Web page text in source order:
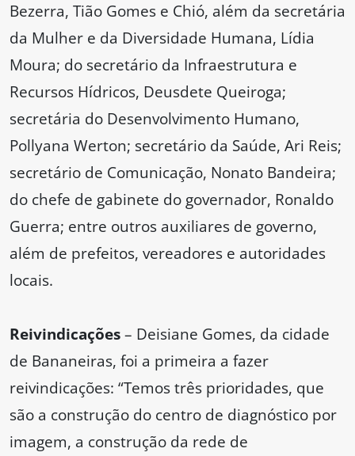
Bezerra, Tião Gomes e Chió, além da secretária
da Mulher e da Diversidade Humana, Lídia
Moura; do secretário da Infraestrutura e
Recursos Hídricos, Deusdete Queiroga;
secretária do Desenvolvimento Humano,
Pollyana Werton; secretário da Saúde, Ari Reis;
secretário de Comunicação, Nonato Bandeira;
do chefe de gabinete do governador, Ronaldo
Guerra; entre outros auxiliares de governo,
além de prefeitos, vereadores e autoridades
locais.
Reivindicações– Deisiane Gomes, da cidade
de Bananeiras, foi a primeira a fazer
reivindicações: “Temos três prioridades, que
são a construção do centro de diagnóstico por
imagem, a construção da rede de